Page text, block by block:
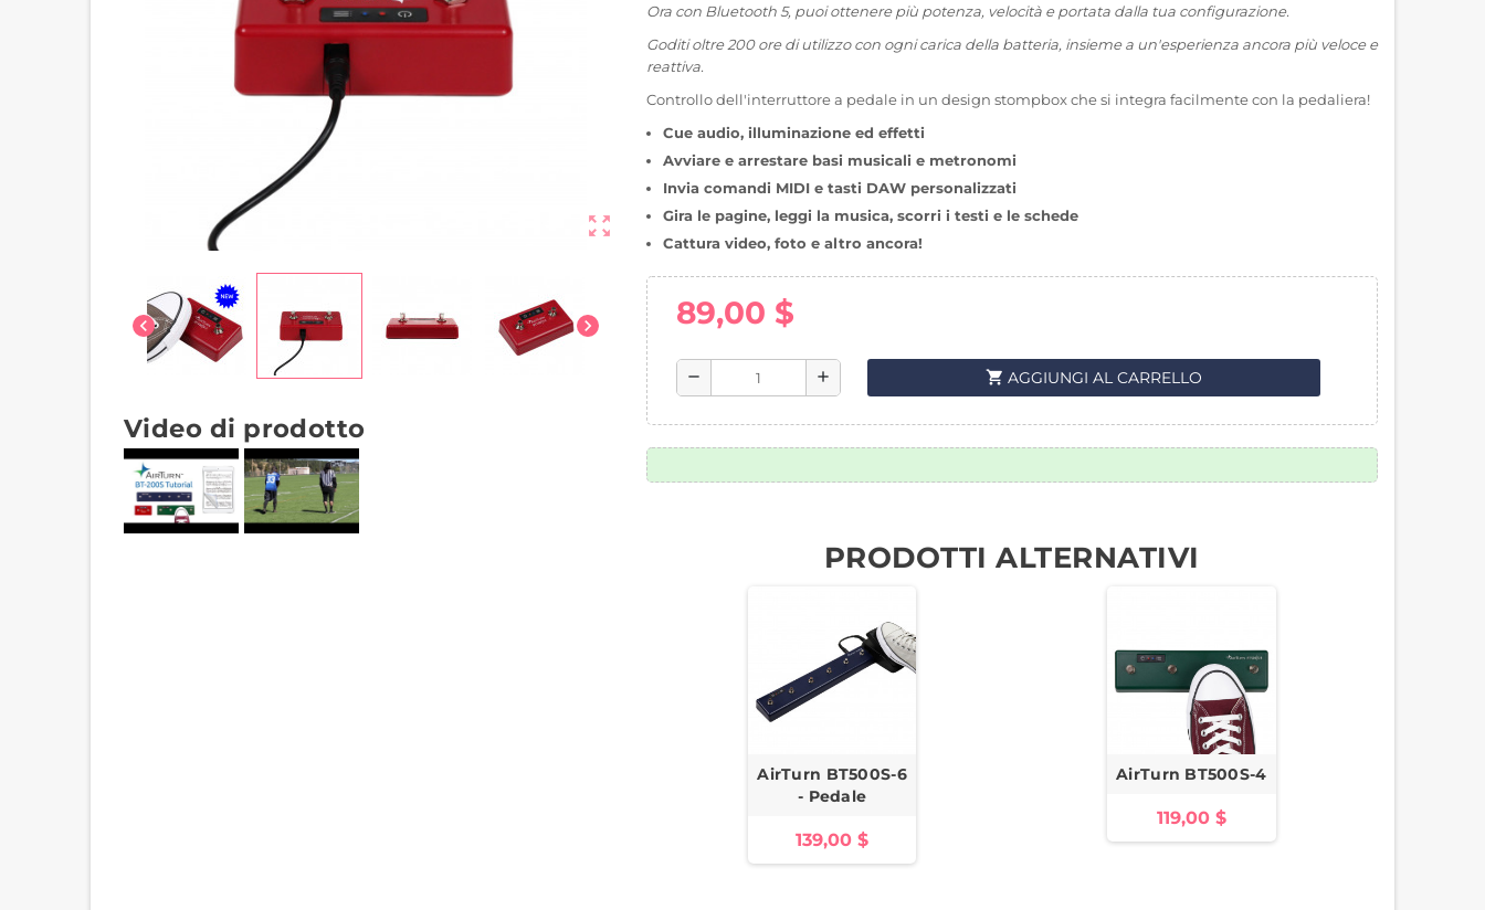
zoom_out_map
chevron_left chevron_right
Video di prodotto
Ora con Bluetooth 5, puoi ottenere più potenza, velocità e portata dalla tua configurazione.
Goditi oltre 200 ore di utilizzo con ogni carica della batteria, insieme a un'esperienza ancora più veloce e
reattiva.
Controllo dell'interruttore a pedale in un design stompbox che si integra facilmente con la pedaliera!
Cue audio, illuminazione ed effetti
Avviare e arrestare basi musicali e metronomi
Invia comandi MIDI e tasti DAW personalizzati
Gira le pagine, leggi la musica, scorri i testi e le schede
Cattura video, foto e altro ancora!
89,00 $
remove add shopping_cart AGGIUNGI AL CARRELLO
PRODOTTI ALTERNATIVI
AirTurn BT500S-6
- Pedale
139,00 $
AirTurn BT500S-4
119,00 $